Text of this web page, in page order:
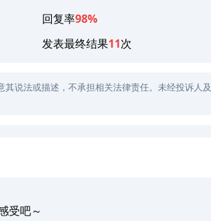
回复率98%
发表最终结果11次
说法或描述，不承担相关法律责任。未经投诉人及
受吧～